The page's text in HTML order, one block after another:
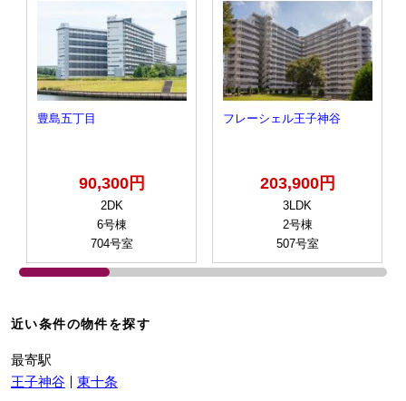
豊島五丁目
90,300円
2DK
6号棟
704号室
フレーシェル王子神谷
203,900円
3LDK
2号棟
507号室
近い条件の物件を探す
最寄駅
王子神谷
東十条